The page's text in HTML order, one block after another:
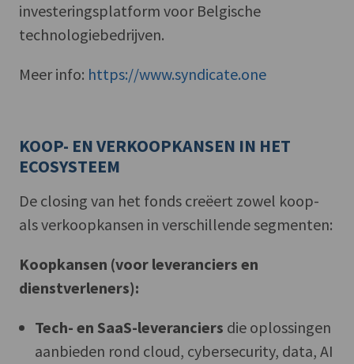
investeringsplatform voor Belgische
technologiebedrijven.
Meer info: https://www.syndicate.one
KOOP- EN VERKOOPKANSEN IN HET
ECOSYSTEEM
De closing van het fonds creëert zowel koop-
als verkoopkansen in verschillende segmenten:
Koopkansen (voor leveranciers en
dienstverleners):
Tech- en SaaS-leveranciers die oplossingen
aanbieden rond cloud, cybersecurity, data, AI